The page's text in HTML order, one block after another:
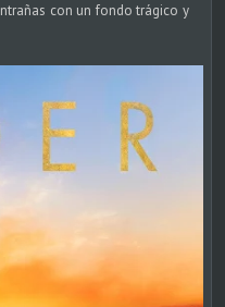
con un fondo trágico y